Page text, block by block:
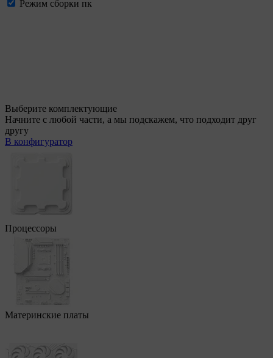
Режим сборки пк
Выберите комплектующие
Начните с любой части, а мы подскажем, что подходит друг
другу
В конфигуратор
Процессоры
Материнские платы